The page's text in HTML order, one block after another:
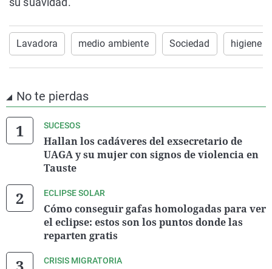
Lavadora medio ambiente Sociedad higiene
No te pierdas
SUCESOS
Hallan los cadáveres del exsecretario de
UAGA y su mujer con signos de violencia en
Tauste
ECLIPSE SOLAR
Cómo conseguir gafas homologadas para ver
el eclipse: estos son los puntos donde las
reparten gratis
CRISIS MIGRATORIA